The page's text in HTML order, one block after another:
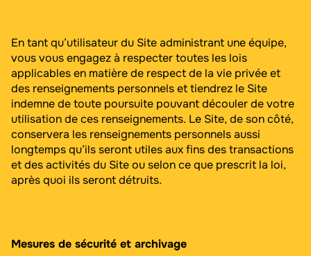
En tant qu’utilisateur du Site administrant une équipe,
vous vous engagez à respecter toutes les lois
applicables en matière de respect de la vie privée et
des renseignements personnels et tiendrez le Site
indemne de toute poursuite pouvant découler de votre
utilisation de ces renseignements. Le Site, de son côté,
conservera les renseignements personnels aussi
longtemps qu’ils seront utiles aux fins des transactions
et des activités du Site ou selon ce que prescrit la loi,
après quoi ils seront détruits.
Mesures de sécurité et archivage